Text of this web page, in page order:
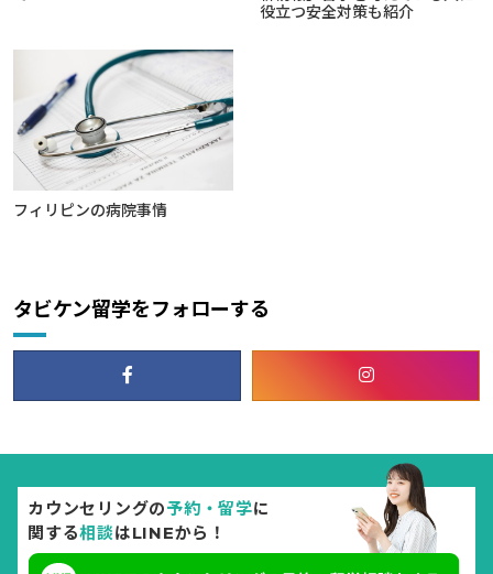
役立つ安全対策も紹介
フィリピンの病院事情
タビケン留学をフォローする
カウンセリングの予約・留学に
関する相談はLINEから！